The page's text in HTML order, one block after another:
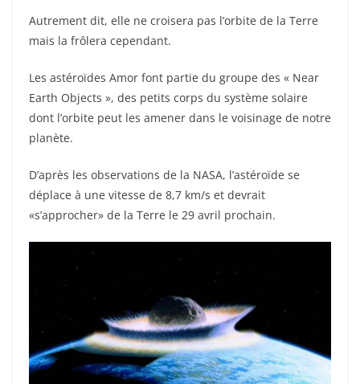
Autrement dit, elle ne croisera pas l’orbite de la Terre
mais la frôlera cependant.
Les astéroïdes Amor font partie du groupe des « Near
Earth Objects », des petits corps du système solaire
dont l’orbite peut les amener dans le voisinage de notre
planète.
D’après les observations de la NASA, l’astéroïde se
déplace à une vitesse de 8,7 km/s et devrait
«s’approcher» de la Terre le 29 avril prochain.